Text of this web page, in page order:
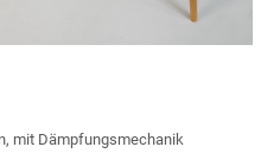
mit Dämpfungsmechanik